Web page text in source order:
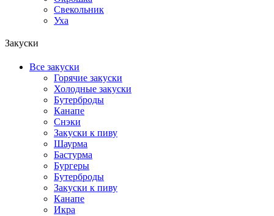
Свекольник
Уха
Закуски
Все закуски
Горячие закуски
Холодные закуски
Бутерброды
Канапе
Снэки
Закуски к пиву
Шаурма
Бастурма
Бургеры
Бутерброды
Закуски к пиву
Канапе
Икра